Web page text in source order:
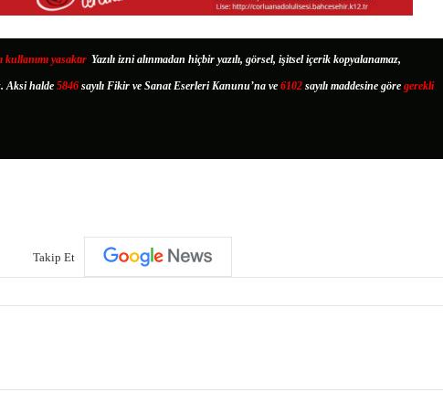
yasaktır. Yazılı izni alınmadan hiçbir yazılı, görsel, işitsel içerik kopyalanamaz,
Aksi halde 5846 sayılı Fikir ve Sanat Eserleri Kanunu’na ve 6102 sayılı maddesine göre gerekli
Takip Et